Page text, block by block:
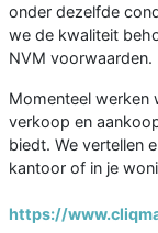
onder dezelfde
we de kwaliteit
NVM voorwaarden.
Momenteel werken
verkoop en
biedt. We vertellen
kantoor of in je
https://